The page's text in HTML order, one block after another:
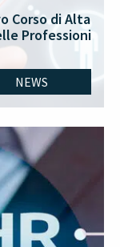
Corso di Alta
Professioni
NEWS